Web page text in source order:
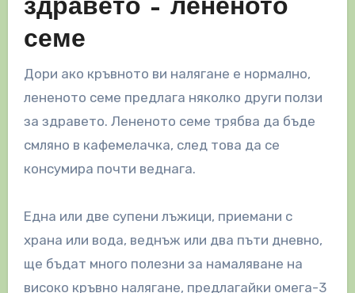
здравето – лененото
семе
Дори ако кръвното ви налягане е нормално,
лененото семе предлага няколко други ползи
за здравето. Лененото семе трябва да бъде
смляно в кафемелачка, след това да се
консумира почти веднага.
Една или две супени лъжици, приемани с
храна или вода, веднъж или два пъти дневно,
ще бъдат много полезни за намаляване на
високо кръвно налягане, предлагайки омега-3